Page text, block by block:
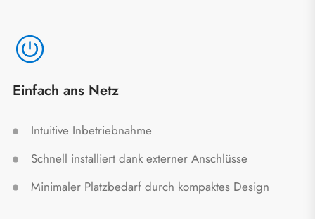
Einfach ans Netz
Intuitive Inbetriebnahme
Schnell installiert dank externer Anschlüsse
Minimaler Platzbedarf durch kompaktes Design